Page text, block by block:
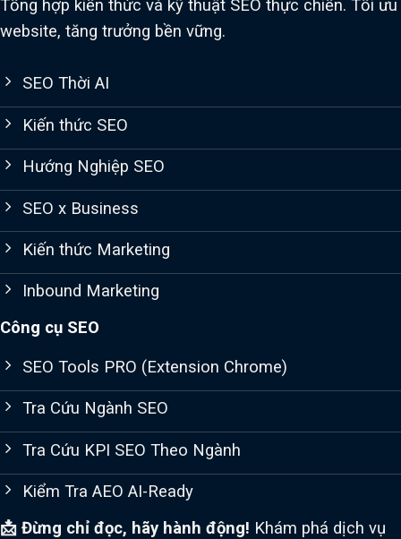
Tổng hợp kiến thức và kỹ thuật SEO thực chiến. Tối ưu
website, tăng trưởng bền vững.
SEO Thời AI
Kiến thức SEO
Hướng Nghiệp SEO
SEO x Business
Kiến thức Marketing
Inbound Marketing
Công cụ SEO
SEO Tools PRO (Extension Chrome)
Tra Cứu Ngành SEO
Tra Cứu KPI SEO Theo Ngành
Kiểm Tra AEO AI-Ready
📩 Đừng chỉ đọc, hãy hành động! Khám phá dịch vụ